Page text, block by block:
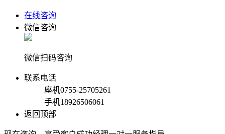
在线咨询
微信咨询
微信扫码咨询
联系电话
座机0755-25705261
手机18926506061
返回顶部